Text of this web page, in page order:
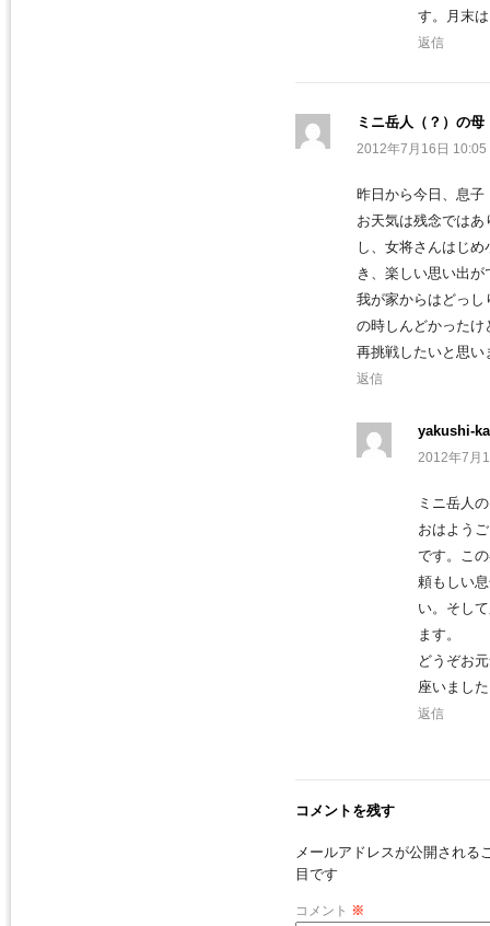
す。月末
返信
ミニ岳人（？）の母
2012年7月16日 10:05
昨日から今日、息
お天気は残念では
し、女将さんはじ
き、楽しい思い出
我が家からはどっし
の時しんどかったけ
再挑戦したいと思い
返信
yakushi-
2012年7月
ミニ岳人
おはよう
です。こ
頼もしい
い。そし
ます。
どうぞお
座いまし
返信
コメントを残す
メールアドレスが公開される
目です
コメント ※